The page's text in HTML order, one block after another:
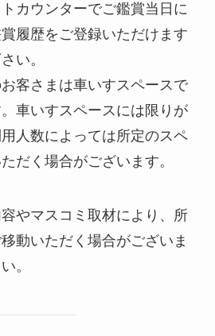
カウンターでご鑑賞当日に
履歴をご登録いただけます
い。
客さまは車いすスペースで
車いすスペースには限りが
人数によっては所定のスペ
だく場合がございます。
やマスコミ取材により、所
動いただく場合がございま
。